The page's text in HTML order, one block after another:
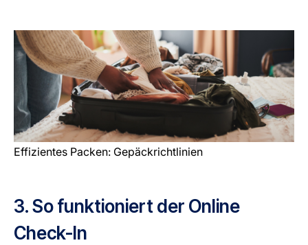
Effizientes Packen: Gepäckrichtlinien
3. So funktioniert der Online
Check-In